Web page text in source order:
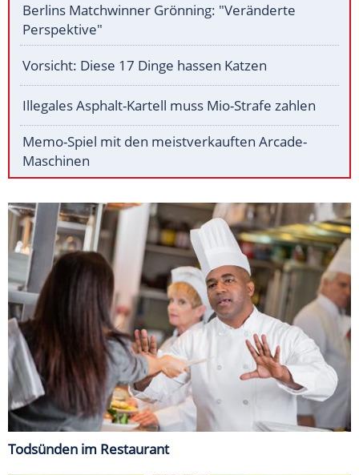
Berlins Matchwinner Grönning: "Veränderte
Perspektive"
Vorsicht: Diese 17 Dinge hassen Katzen
Illegales Asphalt-Kartell muss Mio-Strafe zahlen
Memo-Spiel mit den meistverkauften Arcade-
Maschinen
Todsünden im Restaurant